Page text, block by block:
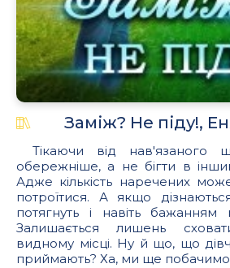
Заміж? Не піду!,
Тікаючи від нав'язаного
обережніше, а не бігти в
Адже кількість наречених
потроїтися. А якщо
потягнуть і навіть бажанням
Залишається лишень
видному місці. Ну й що, що
приймають? Ха, ми ще побачимо,